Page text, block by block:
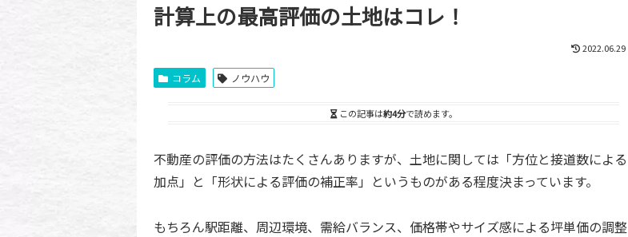
計算上の最高評価の土地はコレ！
2022.06.29
コラム ノウハウ
この記事は約4分で読めます。
不動産の評価の方法はたくさんありますが、土地に関しては「方位と接道数による
加点」と「形状による評価の補正率」というものがある程度決まっています。
もちろん駅距離、周辺環境、需給バランス、価格帯やサイズ感による坪単価の調整